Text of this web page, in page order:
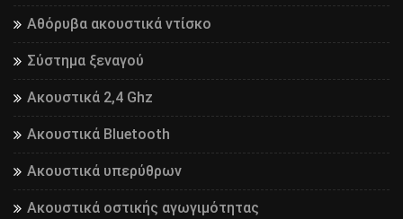
Αθόρυβα ακουστικά ντίσκο
Σύστημα ξεναγού
Ακουστικά 2,4 Ghz
Ακουστικά Bluetooth
Ακουστικά υπερύθρων
Ακουστικά οστικής αγωγιμότητας